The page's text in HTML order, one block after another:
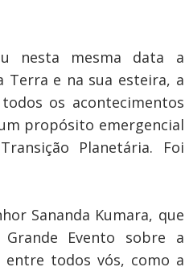
nesta mesma data a
Terra e na sua esteira, a
os acontecimentos
propósito emergencial
Planetária. Foi
Sananda Kumara, que
Evento sobre a
todos vós, como a